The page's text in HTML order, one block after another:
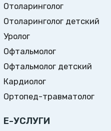
Отоларинголог
Отоларинголог детский
Уролог
Офтальмолог
Офтальмолог детский
Кардиолог
Ортопед-травматолог
Е-УСЛУГИ